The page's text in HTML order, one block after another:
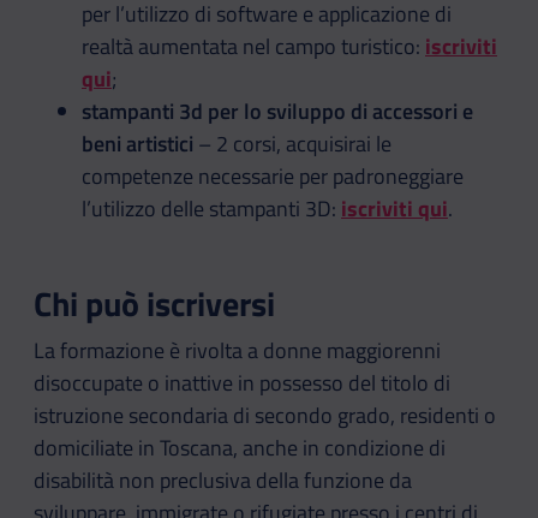
per l’utilizzo di software e applicazione di
realtà aumentata nel campo turistico: iscriviti
qui;
stampanti 3d per lo sviluppo di accessori e
beni artistici – 2 corsi, acquisirai le
competenze necessarie per padroneggiare
l’utilizzo delle stampanti 3D: iscriviti qui.
Chi può iscriversi
La formazione è rivolta a donne maggiorenni
disoccupate o inattive in possesso del titolo di
istruzione secondaria di secondo grado, residenti o
domiciliate in Toscana, anche in condizione di
disabilità non preclusiva della funzione da